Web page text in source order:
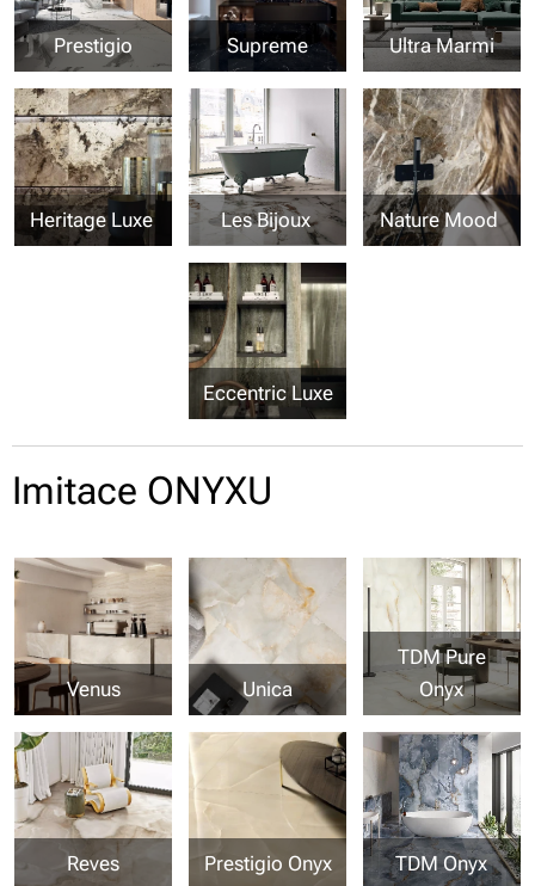
Prestigio Supreme Ultra Marmi
Heritage Luxe Les Bijoux Nature Mood
Eccentric Luxe
Imitace ONYXU
Venus Unica
TDM Pure
Onyx
Reves Prestigio Onyx TDM Onyx